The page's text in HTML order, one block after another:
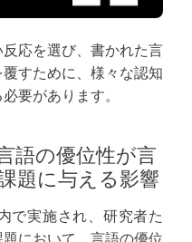
応を選び、書かれた言
すために、様々な認知
要があります。
語の優位性が言
題に与える影響
で実施され、研究者た